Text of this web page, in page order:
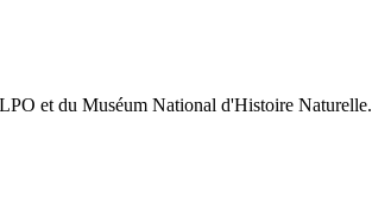
et du Muséum National d'Histoire Naturelle.